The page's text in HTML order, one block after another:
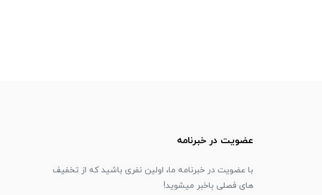
عضویت در خبرنامه
با عضویت در خبرنامه ما، اولین نفری باشید که از تخفیف
های فصلی باخبر میشوید!